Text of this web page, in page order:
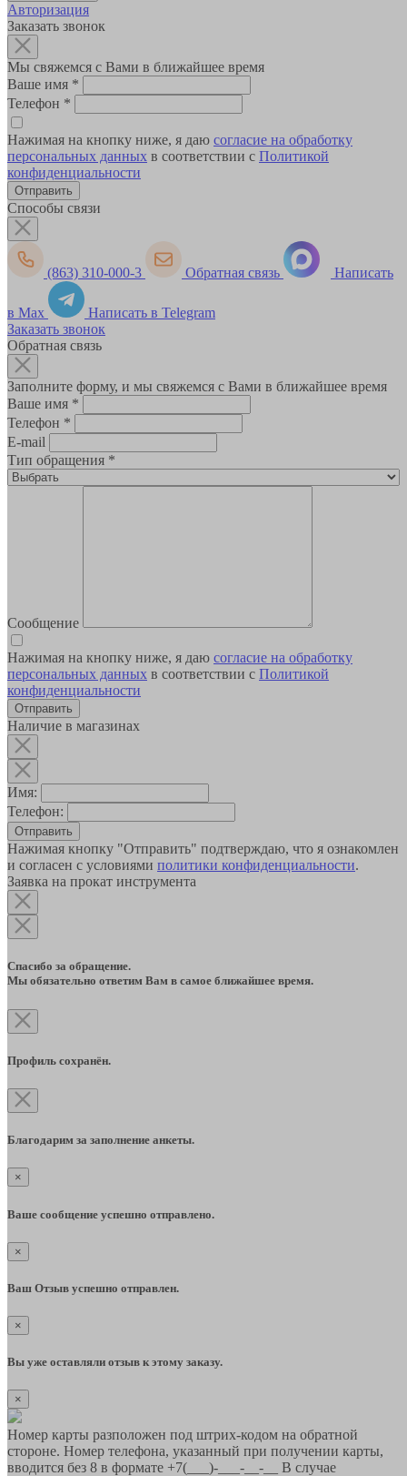
Авторизация
Заказать звонок
Мы свяжемся с Вами в ближайшее время
Ваше имя *
Телефон *
Нажимая на кнопку ниже, я даю согласие на обработку
персональных данных в соответствии с Политикой
конфиденциальности
Способы связи
(863) 310-000-3 Обратная связь Написать
в Max
Написать в Telegram
Заказать звонок
Обратная связь
Заполните форму, и мы свяжемся с Вами в ближайшее время
Ваше имя *
Телефон *
E-mail
Тип обращения *
Сообщение
Нажимая на кнопку ниже, я даю согласие на обработку
персональных данных в соответствии с Политикой
конфиденциальности
Наличие в магазинах
Имя:
Телефон:
Отправить
Нажимая кнопку "Отправить" подтверждаю, что я ознакомлен
и согласен с условиями политики конфиденциальности.
Заявка на прокат инструмента
Спасибо за обращение.
Мы обязательно ответим Вам в самое ближайшее время.
Профиль сохранён.
Благодарим за заполнение анкеты.
×
Ваше сообщение успешно отправлено.
×
Ваш Отзыв успешно отправлен.
×
Вы уже оставляли отзыв к этому заказу.
×
Номер карты разположен под штрих-кодом на обратной
стороне. Номер телефона, указанный при получении карты,
вводится без 8 в формате +7(___)-___-__-__ В случае